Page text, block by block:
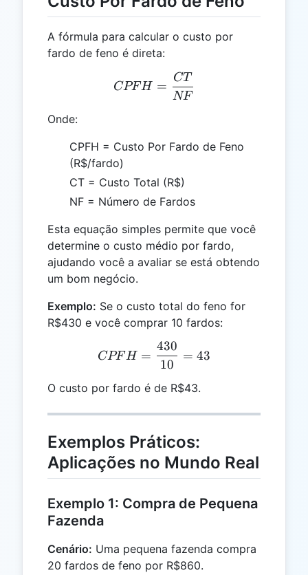
A fórmula para calcular o custo por
fardo de feno é direta:
CPFH = \frac{CT}{NF}
CPFH =
NF
CT
Onde:
CPFH = Custo Por Fardo de Feno
(R$/fardo)
CT = Custo Total (R$)
NF = Número de Fardos
Esta equação simples permite que você
determine o custo médio por fardo,
ajudando você a avaliar se está obtendo
um bom negócio.
Exemplo: Se o custo total do feno for
R$430 e você comprar 10 fardos:
CPFH = \frac{430}{10}
CPF H =
10
430
= 43
O custo por fardo é de R$43.
Exemplos Práticos:
Aplicações no Mundo Real
Exemplo 1: Compra de Pequena
Fazenda
Cenário: Uma pequena fazenda compra
20 fardos de feno por R$860.